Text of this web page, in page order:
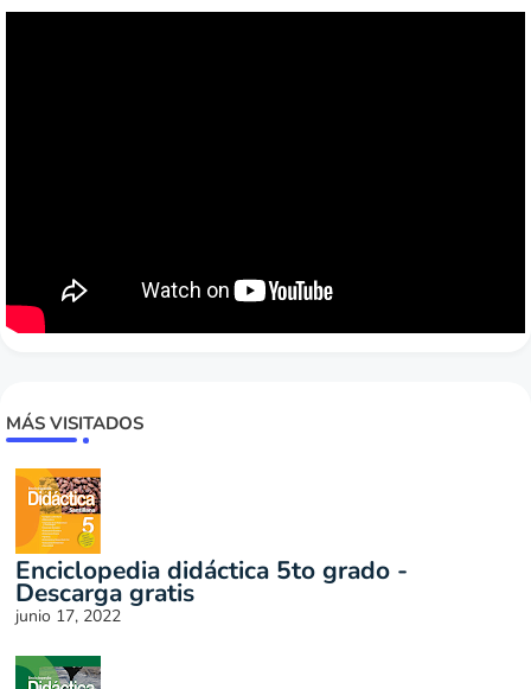
MÁS VISITADOS
Enciclopedia didáctica 5to grado -
Descarga gratis
junio 17, 2022